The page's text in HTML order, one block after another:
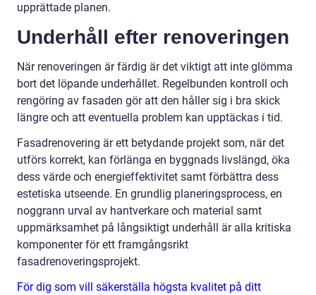
upprättade planen.
Underhåll efter renoveringen
När renoveringen är färdig är det viktigt att inte glömma
bort det löpande underhållet. Regelbunden kontroll och
rengöring av fasaden gör att den håller sig i bra skick
längre och att eventuella problem kan upptäckas i tid.
Fasadrenovering är ett betydande projekt som, när det
utförs korrekt, kan förlänga en byggnads livslängd, öka
dess värde och energieffektivitet samt förbättra dess
estetiska utseende. En grundlig planeringsprocess, en
noggrann urval av hantverkare och material samt
uppmärksamhet på långsiktigt underhåll är alla kritiska
komponenter för ett framgångsrikt
fasadrenoveringsprojekt.
För dig som vill säkerställa högsta kvalitet på ditt